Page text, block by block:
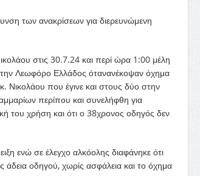
των ανακρίσεων για διερευνώμενη
στις 30.7.24 και περί ώρα 1:00 μέλη
Λεωφόρο Ελλάδος ότανανέκοψαν όχημα
Νικολάου που έγινε και στους δύο στην
περίπου και συνελήφθη για
του χρήση και ότι ο 38χρονος οδηγός δεν
ενώ σε έλεγχο αλκόολης διαφάνηκε ότι
οδηγού, χωρίς ασφάλεια και το όχημα